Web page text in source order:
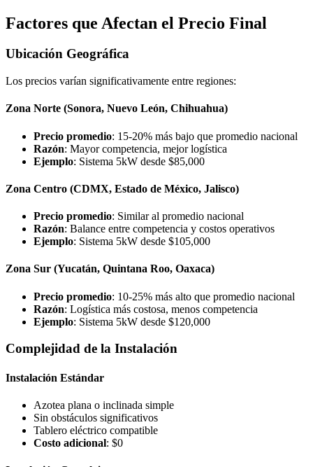
Factores que Afectan el Precio Final
Ubicación Geográfica
Los precios varían significativamente entre regiones:
Zona Norte (Sonora, Nuevo León, Chihuahua)
Precio promedio: 15-20% más bajo que promedio nacional
Razón: Mayor competencia, mejor logística
Ejemplo: Sistema 5kW desde $85,000
Zona Centro (CDMX, Estado de México, Jalisco)
Precio promedio: Similar al promedio nacional
Razón: Balance entre competencia y costos operativos
Ejemplo: Sistema 5kW desde $105,000
Zona Sur (Yucatán, Quintana Roo, Oaxaca)
Precio promedio: 10-25% más alto que promedio nacional
Razón: Logística más costosa, menos competencia
Ejemplo: Sistema 5kW desde $120,000
Complejidad de la Instalación
Instalación Estándar
Azotea plana o inclinada simple
Sin obstáculos significativos
Tablero eléctrico compatible
Costo adicional: $0